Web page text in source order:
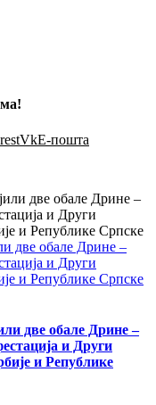
VkЕ-пошта
две обале Дрине –
и Други
и Републике Српске
две обале Дрине –
и Други
и Републике